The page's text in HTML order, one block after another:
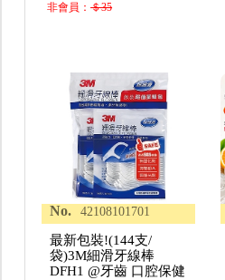
非會員：＄35
No. 42108101701
最新包裝!(144支/
袋)3M細滑牙線棒
DFH1 @牙齒 口腔保健